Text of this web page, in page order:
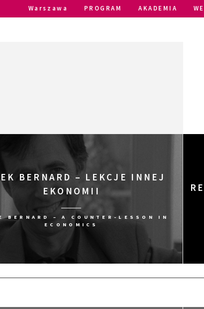
Warszawa PROGRAM AKADEMIA
BERNARD – LEKCJE INNEJ
EKONOMII
BERNARD – A COUNTER-LESSON IN
ECONOMICS